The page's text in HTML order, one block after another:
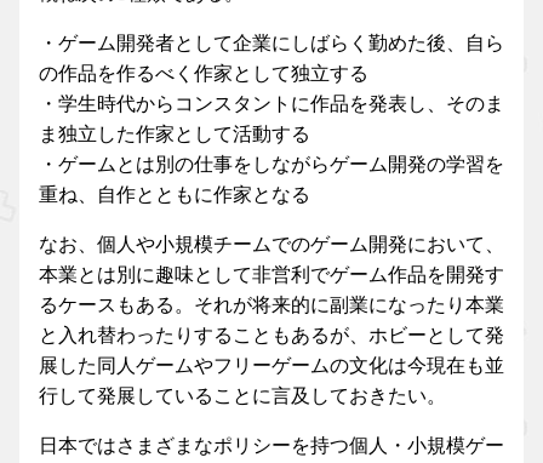
・ゲーム開発者として企業にしばらく勤めた後、自ら
の作品を作るべく作家として独立する
・学生時代からコンスタントに作品を発表し、そのま
ま独立した作家として活動する
・ゲームとは別の仕事をしながらゲーム開発の学習を
重ね、自作とともに作家となる
なお、個人や小規模チームでのゲーム開発において、
本業とは別に趣味として非営利でゲーム作品を開発す
るケースもある。それが将来的に副業になったり本業
と入れ替わったりすることもあるが、ホビーとして発
展した同人ゲームやフリーゲームの文化は今現在も並
行して発展していることに言及しておきたい。
日本ではさまざまなポリシーを持つ個人・小規模ゲー